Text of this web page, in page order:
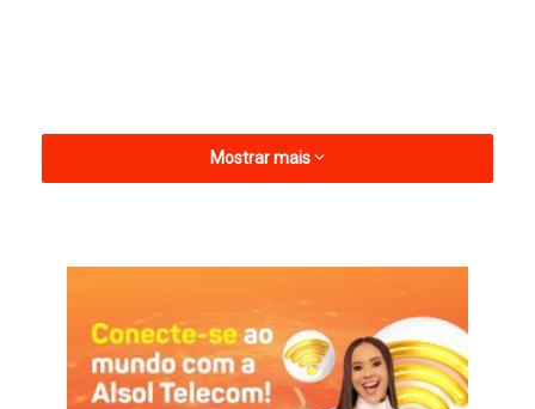
De acordo com a psicóloga responsável pelo projeto, Andrea
Freitas, a musicoterapia é uma técnica terapêutica que
promove o bem-estar físico, emocional e mental. “A música
Mostrar mais